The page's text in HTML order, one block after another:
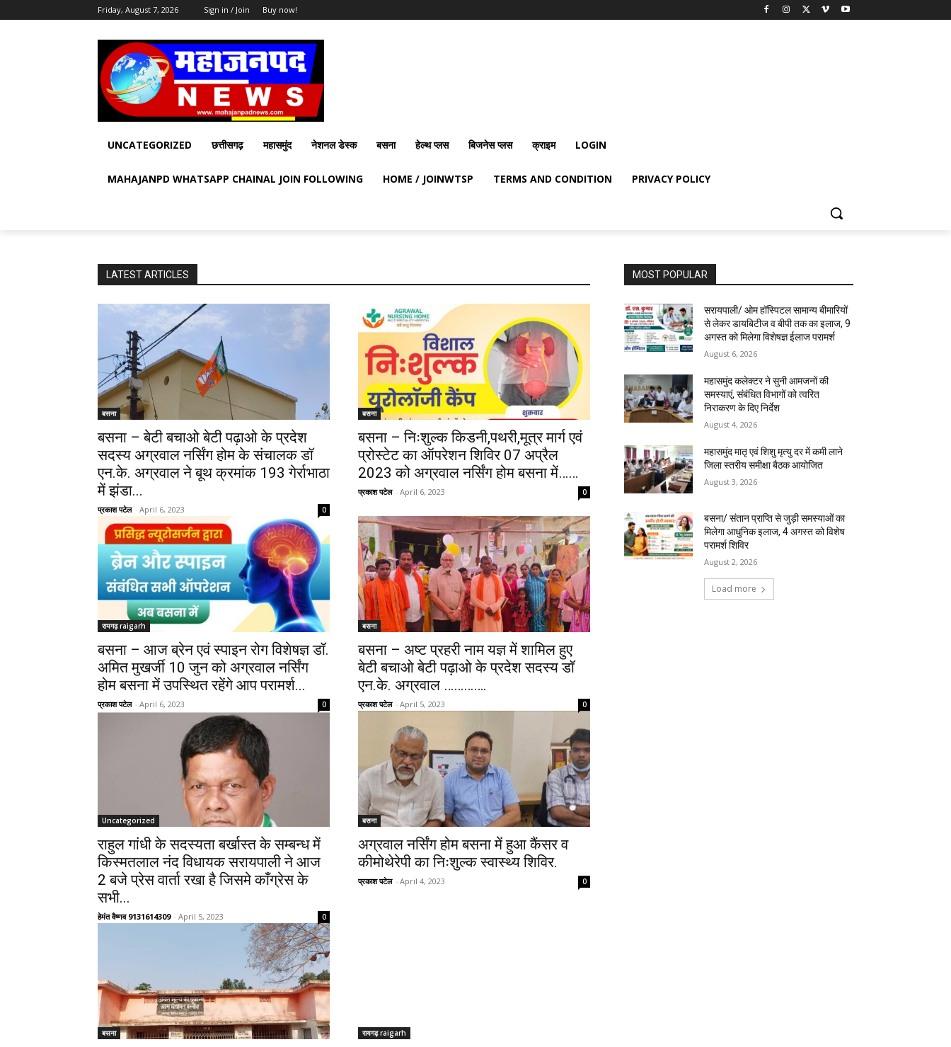
Friday, August 7, 2026 Sign in / Join Buy now!
UNCATEGORIZED छत्तीसगढ़ महासमुंद नेशनल डेस्क बसना हेल्थ प्लस बिजनेस प्लस क्राइम LOGIN
MAHAJANPD WHATSAPP CHAINAL JOIN FOLLOWING HOME / JOINWTSP TERMS AND CONDITION PRIVACY POLICY
LATEST ARTICLES
बसना
बसना – बेटी बचाओ बेटी पढ़ाओ के प्रदेश
सदस्य अग्रवाल नर्सिंग होम के संचालक डॉ
एन.के. अग्रवाल ने बूथ क्रमांक 193 गेर्राभाठा
में झंडा...
प्रकाश पटेल - April 6, 2023 0
बसना
बसना – निःशुल्क किडनी,पथरी,मूत्र मार्ग एवं
प्रोस्टेट का ऑपरेशन शिविर 07 अप्रैल
2023 को अग्रवाल नर्सिंग होम बसना में……
प्रकाश पटेल - April 6, 2023 0
रायगढ़ raigarh
बसना – आज ब्रेन एवं स्पाइन रोग विशेषज्ञ डॉ.
अमित मुखर्जी 10 जुन को अग्रवाल नर्सिंग
होम बसना में उपस्थित रहेंगे आप परामर्श...
प्रकाश पटेल - April 6, 2023 0
बसना
बसना – अष्ट प्रहरी नाम यज्ञ में शामिल हुए
बेटी बचाओ बेटी पढ़ाओ के प्रदेश सदस्य डॉ
एन.के. अग्रवाल ………….
प्रकाश पटेल - April 5, 2023 0
Uncategorized
राहुल गांधी के सदस्यता बर्खास्त के सम्बन्ध में
किस्मतलाल नंद विधायक सरायपाली ने आज
2 बजे प्रेस वार्ता रखा है जिसमे काँग्रेस के
सभी...
हेमंत वैष्णव 9131614309 - April 5, 2023 0
बसना
अग्रवाल नर्सिंग होम बसना में हुआ कैंसर व
कीमोथेरेपी का निःशुल्क स्वास्थ्य शिविर.
प्रकाश पटेल - April 4, 2023 0
बसना रायगढ़ raigarh
MOST POPULAR
सरायपाली/ ओम हॉस्पिटल सामान्य बीमारियों
से लेकर डायबिटीज व बीपी तक का इलाज, 9
अगस्त को मिलेगा विशेषज्ञ ईलाज परामर्श
August 6, 2026
महासमुंद कलेक्टर ने सुनी आमजनों की
समस्याएं, संबंधित विभागों को त्वरित
निराकरण के दिए निर्देश
August 4, 2026
महासमुंद मातृ एवं शिशु मृत्यु दर में कमी लाने
जिला स्तरीय समीक्षा बैठक आयोजित
August 3, 2026
बसना/ संतान प्राप्ति से जुड़ी समस्याओं का
मिलेगा आधुनिक इलाज, 4 अगस्त को विशेष
परामर्श शिविर
August 2, 2026
Load more